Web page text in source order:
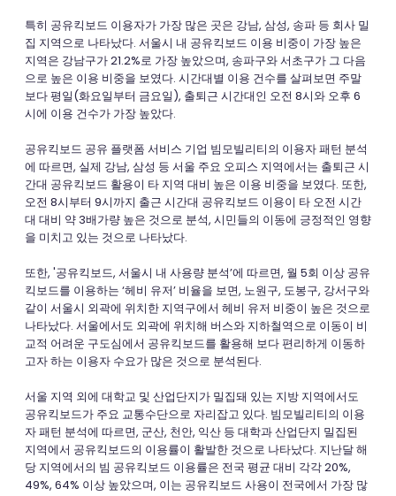
특히 공유킥보드 이용자가 가장 많은 곳은 강남, 삼성, 송파 등 회사 밀
집 지역으로 나타났다. 서울시 내 공유킥보드 이용 비중이 가장 높은
지역은 강남구가 21.2%로 가장 높았으며, 송파구와 서초구가 그 다음
으로 높은 이용 비중을 보였다. 시간대별 이용 건수를 살펴보면 주말
보다 평일(화요일부터 금요일), 출퇴근 시간대인 오전 8시와 오후 6
시에 이용 건수가 가장 높았다.
공유킥보드 공유 플랫폼 서비스 기업 빔모빌리티의 이용자 패턴 분석
에 따르면, 실제 강남, 삼성 등 서울 주요 오피스 지역에서는 출퇴근 시
간대 공유킥보드 활용이 타 지역 대비 높은 이용 비중을 보였다. 또한,
오전 8시부터 9시까지 출근 시간대 공유킥보드 이용이 타 오전 시간
대 대비 약 3배가량 높은 것으로 분석, 시민들의 이동에 긍정적인 영향
을 미치고 있는 것으로 나타났다.
또한, '공유킥보드, 서울시 내 사용량 분석’에 따르면, 월 5회 이상 공유
킥보드를 이용하는 ‘헤비 유저’ 비율을 보면, 노원구, 도봉구, 강서구와
같이 서울시 외곽에 위치한 지역구에서 헤비 유저 비중이 높은 것으로
나타났다. 서울에서도 외곽에 위치해 버스와 지하철역으로 이동이 비
교적 어려운 구도심에서 공유킥보드를 활용해 보다 편리하게 이동하
고자 하는 이용자 수요가 많은 것으로 분석된다.
서울 지역 외에 대학교 및 산업단지가 밀집돼 있는 지방 지역에서도
공유킥보드가 주요 교통수단으로 자리잡고 있다. 빔모빌리티의 이용
자 패턴 분석에 따르면, 군산, 천안, 익산 등 대학과 산업단지 밀집된
지역에서 공유킥보드의 이용률이 활발한 것으로 나타났다. 지난달 해
당 지역에서의 빔 공유킥보드 이용률은 전국 평균 대비 각각 20%,
49%, 64% 이상 높았으며, 이는 공유킥보드 사용이 전국에서 가장 많